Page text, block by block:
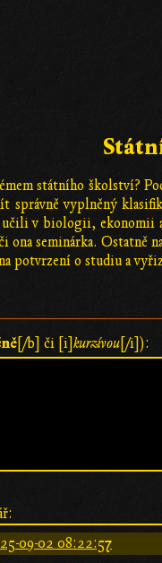
státního školství?
správně vyplněný
učili v biologii,
seminárka. Ostatně
potvrzení o studiu a
[/b] či [i] kurzívou [/i]):
09-02 08:22:57